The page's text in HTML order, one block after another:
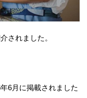
されました。
6月に掲載されました